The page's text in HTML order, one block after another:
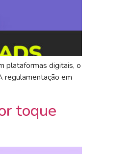
plataformas digitais, o
regulamentação em
toque